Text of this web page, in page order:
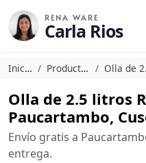
RENA WARE
Carla Rios
Inicio Productos Olla de
Olla de 2.5 litros
Paucartambo,
Envío gratis a
entrega.